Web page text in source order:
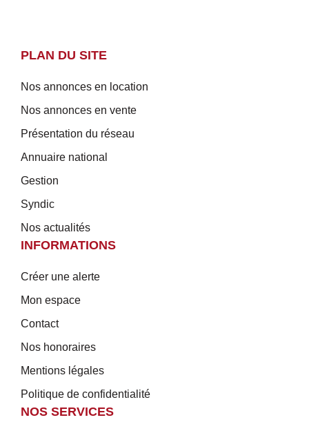
PLAN DU SITE
Nos annonces en location
Nos annonces en vente
Présentation du réseau
Annuaire national
Gestion
Syndic
Nos actualités
INFORMATIONS
Créer une alerte
Mon espace
Contact
Nos honoraires
Mentions légales
Politique de confidentialité
NOS SERVICES